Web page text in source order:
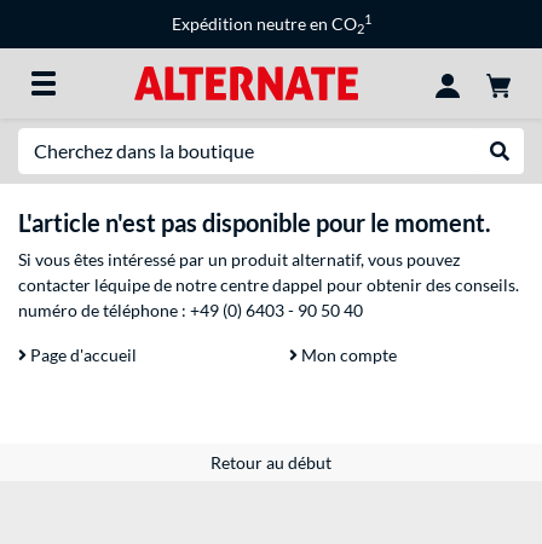
Expédition neutre en CO2
1
L'article n'est pas disponible pour le moment.
Si vous êtes intéressé par un produit alternatif, vous pouvez
contacter léquipe de notre centre dappel pour obtenir des conseils.
numéro de téléphone : +49 (0) 6403 - 90 50 40
Page d'accueil Mon compte
Retour au début